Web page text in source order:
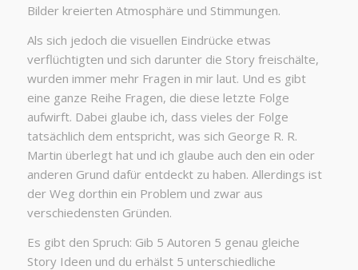
Bilder kreierten Atmosphäre und Stimmungen.
Als sich jedoch die visuellen Eindrücke etwas
verflüchtigten und sich darunter die Story freischälte,
wurden immer mehr Fragen in mir laut. Und es gibt
eine ganze Reihe Fragen, die diese letzte Folge
aufwirft. Dabei glaube ich, dass vieles der Folge
tatsächlich dem entspricht, was sich George R. R.
Martin überlegt hat und ich glaube auch den ein oder
anderen Grund dafür entdeckt zu haben. Allerdings ist
der Weg dorthin ein Problem und zwar aus
verschiedensten Gründen.
Es gibt den Spruch: Gib 5 Autoren 5 genau gleiche
Story Ideen und du erhälst 5 unterschiedliche